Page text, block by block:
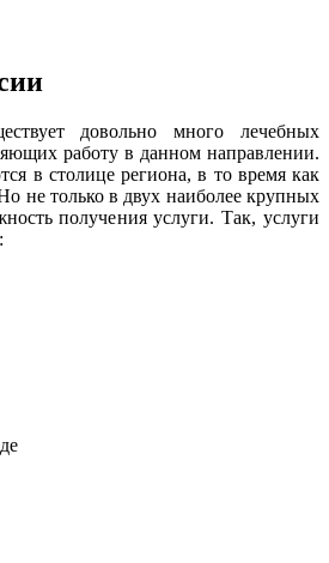
довольно много лечебных
работу в данном направлении.
в столице региона, в то время как
не только в двух наиболее крупных
получения услуги. Так, услуги